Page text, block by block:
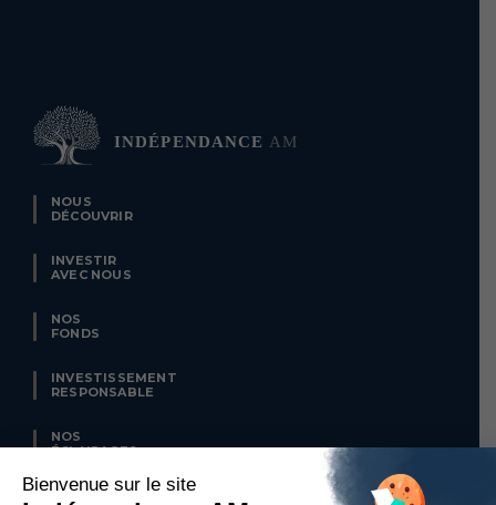
NOUS
DÉCOUVRIR
INVESTIR
AVEC NOUS
NOS
FONDS
INVESTISSEMENT
RESPONSABLE
NOS
ÉCLAIRAGES
CLUB